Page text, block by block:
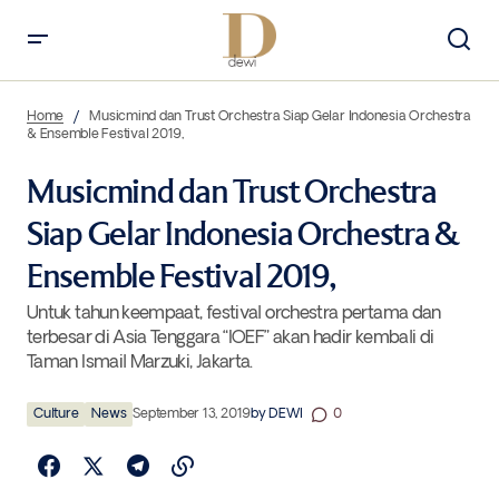
Ensemble Festival 2019,
Home
Musicmind dan Trust Orchestra Siap Gelar Indonesia Orchestra
& Ensemble Festival 2019,
Musicmind dan Trust Orchestra
Siap Gelar Indonesia Orchestra &
Ensemble Festival 2019,
Untuk tahun keempaat, festival orchestra pertama dan
terbesar di Asia Tenggara “IOEF” akan hadir kembali di
Taman Ismail Marzuki, Jakarta.
Culture News September 13, 2019byDEWI 0